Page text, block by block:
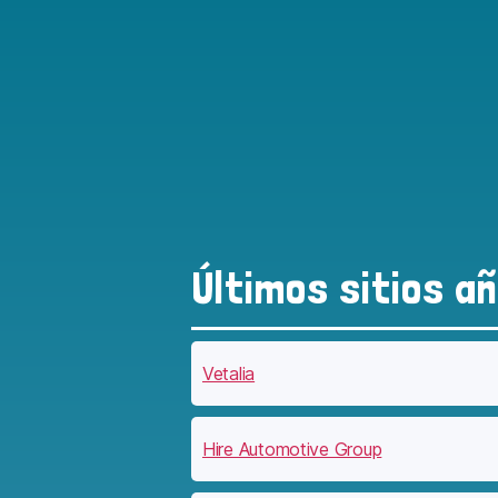
Últimos sitios
Vetalia
Hire Automotive Group